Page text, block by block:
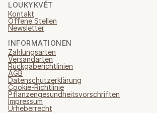
LOUKYKVĚT
Kontakt
Offene Stellen
Newsletter
INFORMATIONEN
Zahlungsarten
Versandarten
Rückgaberichtlinien
AGB
Datenschutzerklärung
Cookie-Richtlinie
Pflanzengesundheitsvorschriften
Impressum
Urheberrecht